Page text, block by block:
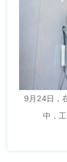
9月24日，
中，